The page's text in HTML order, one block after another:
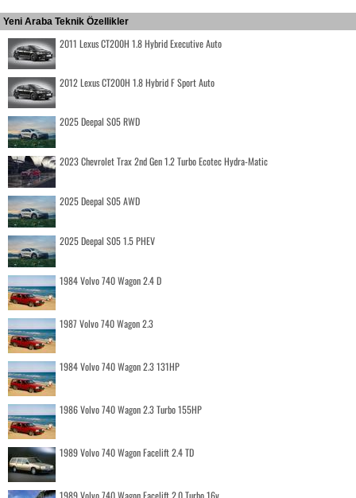
Yeni Araba Teknik Özellikler
2011 Lexus CT200H 1.8 Hybrid Executive Auto
2012 Lexus CT200H 1.8 Hybrid F Sport Auto
2025 Deepal S05 RWD
2023 Chevrolet Trax 2nd Gen 1.2 Turbo Ecotec Hydra-Matic
2025 Deepal S05 AWD
2025 Deepal S05 1.5 PHEV
1984 Volvo 740 Wagon 2.4 D
1987 Volvo 740 Wagon 2.3
1984 Volvo 740 Wagon 2.3 131HP
1986 Volvo 740 Wagon 2.3 Turbo 155HP
1989 Volvo 740 Wagon Facelift 2.4 TD